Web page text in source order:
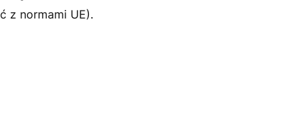
z normami UE).